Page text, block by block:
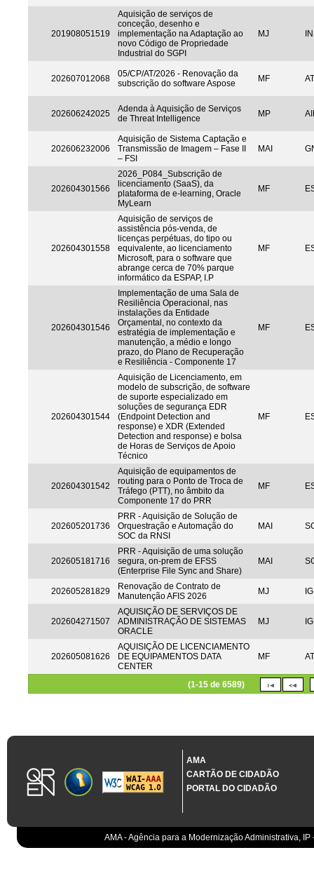
201908051519
Aquisição de serviços de
conceção, desenho e
implementação na Adaptação ao
novo Código de Propriedade
Industrial do SGPI
MJ
202607012068
05/CP/AT/2026 - Renovação da
subscrição do software Aspose
MF AT
202606242025
Adenda à Aquisição de Serviços
de Threat Intelligence
MP
202606232006
Aquisição de Sistema Captação e
Transmissão de Imagem – Fase II
– FSI
MAI
202604301566
2026_P084_Subscrição de
licenciamento (SaaS), da
plataforma de e-learning, Oracle
MyLearn
MF
202604301558
Aquisição de serviços de
assistência pós-venda, de
licenças perpétuas, do tipo ou
equivalente, ao licenciamento
Microsoft, para o software que
abrange cerca de 70% parque
informático da ESPAP, I.P
MF
202604301546
Implementação de uma Sala de
Resiliência Operacional, nas
instalações da Entidade
Orçamental, no contexto da
estratégia de implementação e
manutenção, a médio e longo
prazo, do Plano de Recuperação
e Resiliência - Componente 17
MF
202604301544
Aquisição de Licenciamento, em
modelo de subscrição, de software
de suporte especializado em
soluções de segurança EDR
(Endpoint Detection and
response) e XDR (Extended
Detection and response) e bolsa
de Horas de Serviços de Apoio
Técnico
MF
202604301542
Aquisição de equipamentos de
routing para o Ponto de Troca de
Tráfego (PTT), no âmbito da
Componente 17 do PRR
MF
202605201736
PRR - Aquisição de Solução de
Orquestração e Automação do
SOC da RNSI
MAI
202605181716
PRR - Aquisição de uma solução
segura, on-prem de EFSS
(Enterprise File Sync and Share)
MAI
202605281829
Renovação de Contrato de
Manutenção AFIS 2026
MJ
202604271507
AQUISIÇÃO DE SERVIÇOS DE
ADMINISTRAÇÃO DE SISTEMAS
ORACLE
MJ
202605081626
AQUISIÇÃO DE LICENCIAMENTO
DE EQUIPAMENTOS DATA
CENTER
MF AT
(1-15 de 6589)
AMA
CARTÃO DE CIDADÃO
PORTAL DO CIDADÃO
AMA - Agência para a Modernização Administrativa,